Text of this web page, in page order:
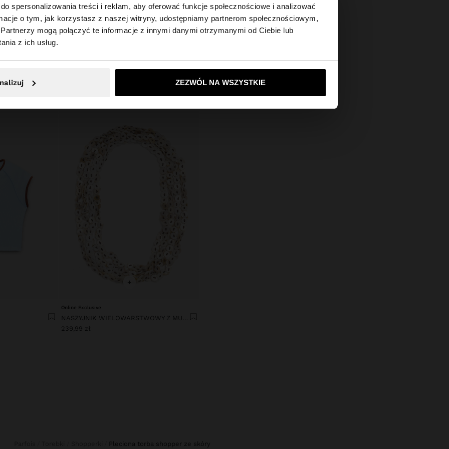
spersonalizowania treści i reklam, aby oferować funkcje społecznościowe i analizować
o tym, jak korzystasz z naszej witryny, udostępniamy partnerom społecznościowym,
mogą połączyć te informacje z innymi danymi otrzymanymi od Ciebie lub
z ich usług.
ZEZWÓL NA WSZYSTKIE
Polska. Czy chcesz przeglądać naszą stronę United States?
Nie, zostań w Polska Tak, zabierz mnie do United States
wnętrze.
do
do każdej
bydlęca
Wymiary cm: 12x44.5x54 (DxWxS)
+
Online Exclusive
239,99 zł
pleciona torba shopper ze skóry